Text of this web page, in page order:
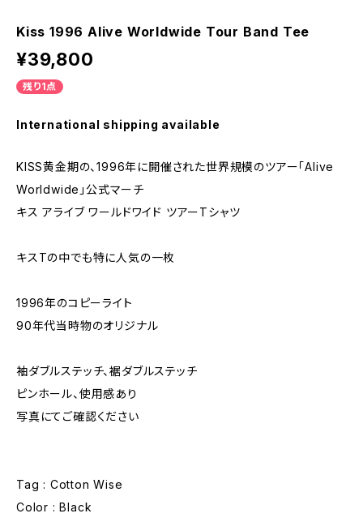
Kiss 1996 Alive Worldwide Tour Band Tee
¥39,800
残り1点
International shipping available
KISS黄金期の、1996年に開催された世界規模のツアー「Alive
Worldwide」公式マーチ
キス アライブ ワールドワイド ツアーTシャツ
キスTの中でも特に人気の一枚
1996年のコピーライト
90年代当時物のオリジナル
袖ダブルステッチ、裾ダブルステッチ
ピンホール、使用感あり
写真にてご確認ください
Tag : Cotton Wise
Color : Black